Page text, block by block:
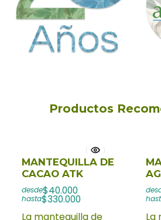
Productos
MANTEQUILLA DE
CACAO ATK
desde$40.000
hasta$330.000
La mantequilla de La